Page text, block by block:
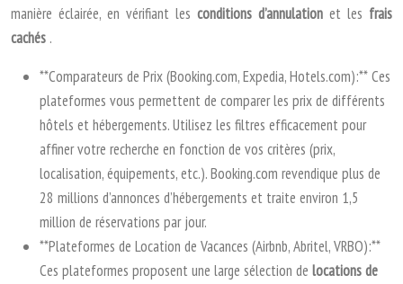
manière éclairée, en vérifiant les conditions d’annulation et les frais
cachés .
**Comparateurs de Prix (Booking.com, Expedia, Hotels.com):** Ces
plateformes vous permettent de comparer les prix de différents
hôtels et hébergements. Utilisez les filtres efficacement pour
affiner votre recherche en fonction de vos critères (prix,
localisation, équipements, etc.). Booking.com revendique plus de
28 millions d’annonces d’hébergements et traite environ 1,5
million de réservations par jour.
**Plateformes de Location de Vacances (Airbnb, Abritel, VRBO):**
Ces plateformes proposent une large sélection de locations de